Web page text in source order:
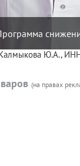
Ю.А.,
(на правах